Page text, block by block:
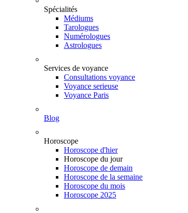
Spécialités
Médiums
Tarologues
Numérologues
Astrologues
Services de voyance
Consultations voyance
Voyance serieuse
Voyance Paris
Blog
Horoscope
Horoscope d'hier
Horoscope du jour
Horoscope de demain
Horoscope de la semaine
Horoscope du mois
Horoscope 2025